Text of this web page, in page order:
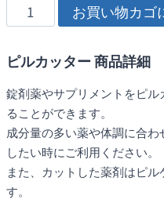
ル
ッ
ー
(錠
剤
カ
ッ
タ
お買い物カゴ
ピルカッター 商品詳細
錠剤薬やサプリメントをピ
ることができます。
成分量の多い薬や体調に合
したい時にご利用ください。
また、カットした薬剤はピ
す。